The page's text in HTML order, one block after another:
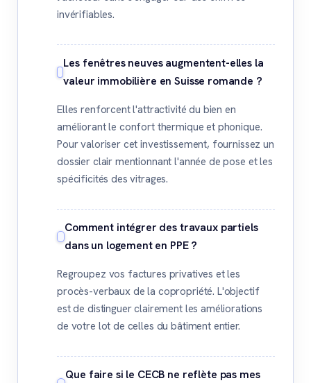
invérifiables.
Les fenêtres neuves augmentent-elles la
valeur immobilière en Suisse romande ?
Elles renforcent l'attractivité du bien en
améliorant le confort thermique et phonique.
Pour valoriser cet investissement, fournissez un
dossier clair mentionnant l'année de pose et les
spécificités des vitrages.
Comment intégrer des travaux partiels
dans un logement en PPE ?
Regroupez vos factures privatives et les
procès-verbaux de la copropriété. L'objectif
est de distinguer clairement les améliorations
de votre lot de celles du bâtiment entier.
Que faire si le CECB ne reflète pas mes